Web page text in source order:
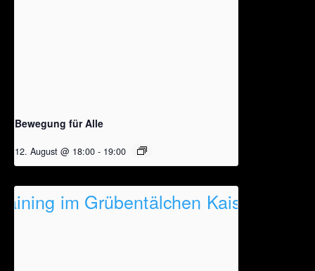
Bewegung für Alle
12. August @ 18:00 - 19:00